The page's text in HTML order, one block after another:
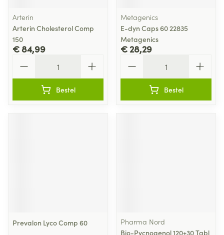
Arterin
Arterin Cholesterol Comp
150
€ 84,99
Bestel
Metagenics
E-dyn Caps 60 22835
Metagenics
€ 28,29
Bestel
Prevalon Lyco Comp 60
Pharma Nord
Bio-Pycnogenol 120+30 Tabl